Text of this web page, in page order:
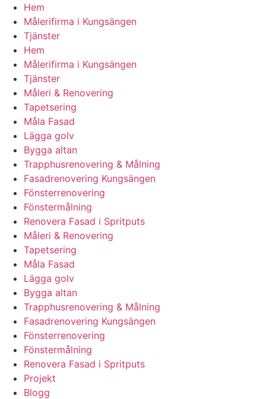
Hem
Målerifirma i Kungsängen
Tjänster
Hem
Målerifirma i Kungsängen
Tjänster
Måleri & Renovering
Tapetsering
Måla Fasad
Lägga golv
Bygga altan
Trapphusrenovering & Målning
Fasadrenovering Kungsängen
Fönsterrenovering
Fönstermålning
Renovera Fasad i Spritputs
Måleri & Renovering
Tapetsering
Måla Fasad
Lägga golv
Bygga altan
Trapphusrenovering & Målning
Fasadrenovering Kungsängen
Fönsterrenovering
Fönstermålning
Renovera Fasad i Spritputs
Projekt
Blogg